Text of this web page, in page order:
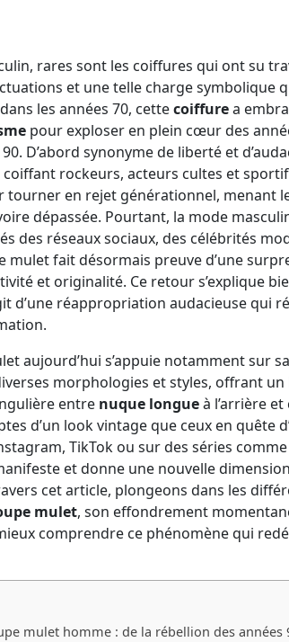
rares sont les coiffures qui ont su
et une telle charge symbolique
les années 70, cettecoiffurea
pour exploser en plein cœur des
D’abord synonyme de liberté et
coiffant rockeurs, acteurs cultes et
tourner en rejet générationnel, menant
dépassée. Pourtant, la mode
des réseaux sociaux, des célébrités
mulet fait désormais preuve d’une
et originalité. Ce retour s’explique
d’une réappropriation audacieuse qui
aujourd’hui s’appuie notamment sur
morphologies et styles, offrant un
entre nuque longueà l’arrière
d’un look vintage que ceux en quête
TikTok ou sur des séries comme
et donne une nouvelle dimension
cet article, plongeons dans les
mulet, son effondrement
comprendre ce phénomène qui
mulet homme : de la rébellion des années